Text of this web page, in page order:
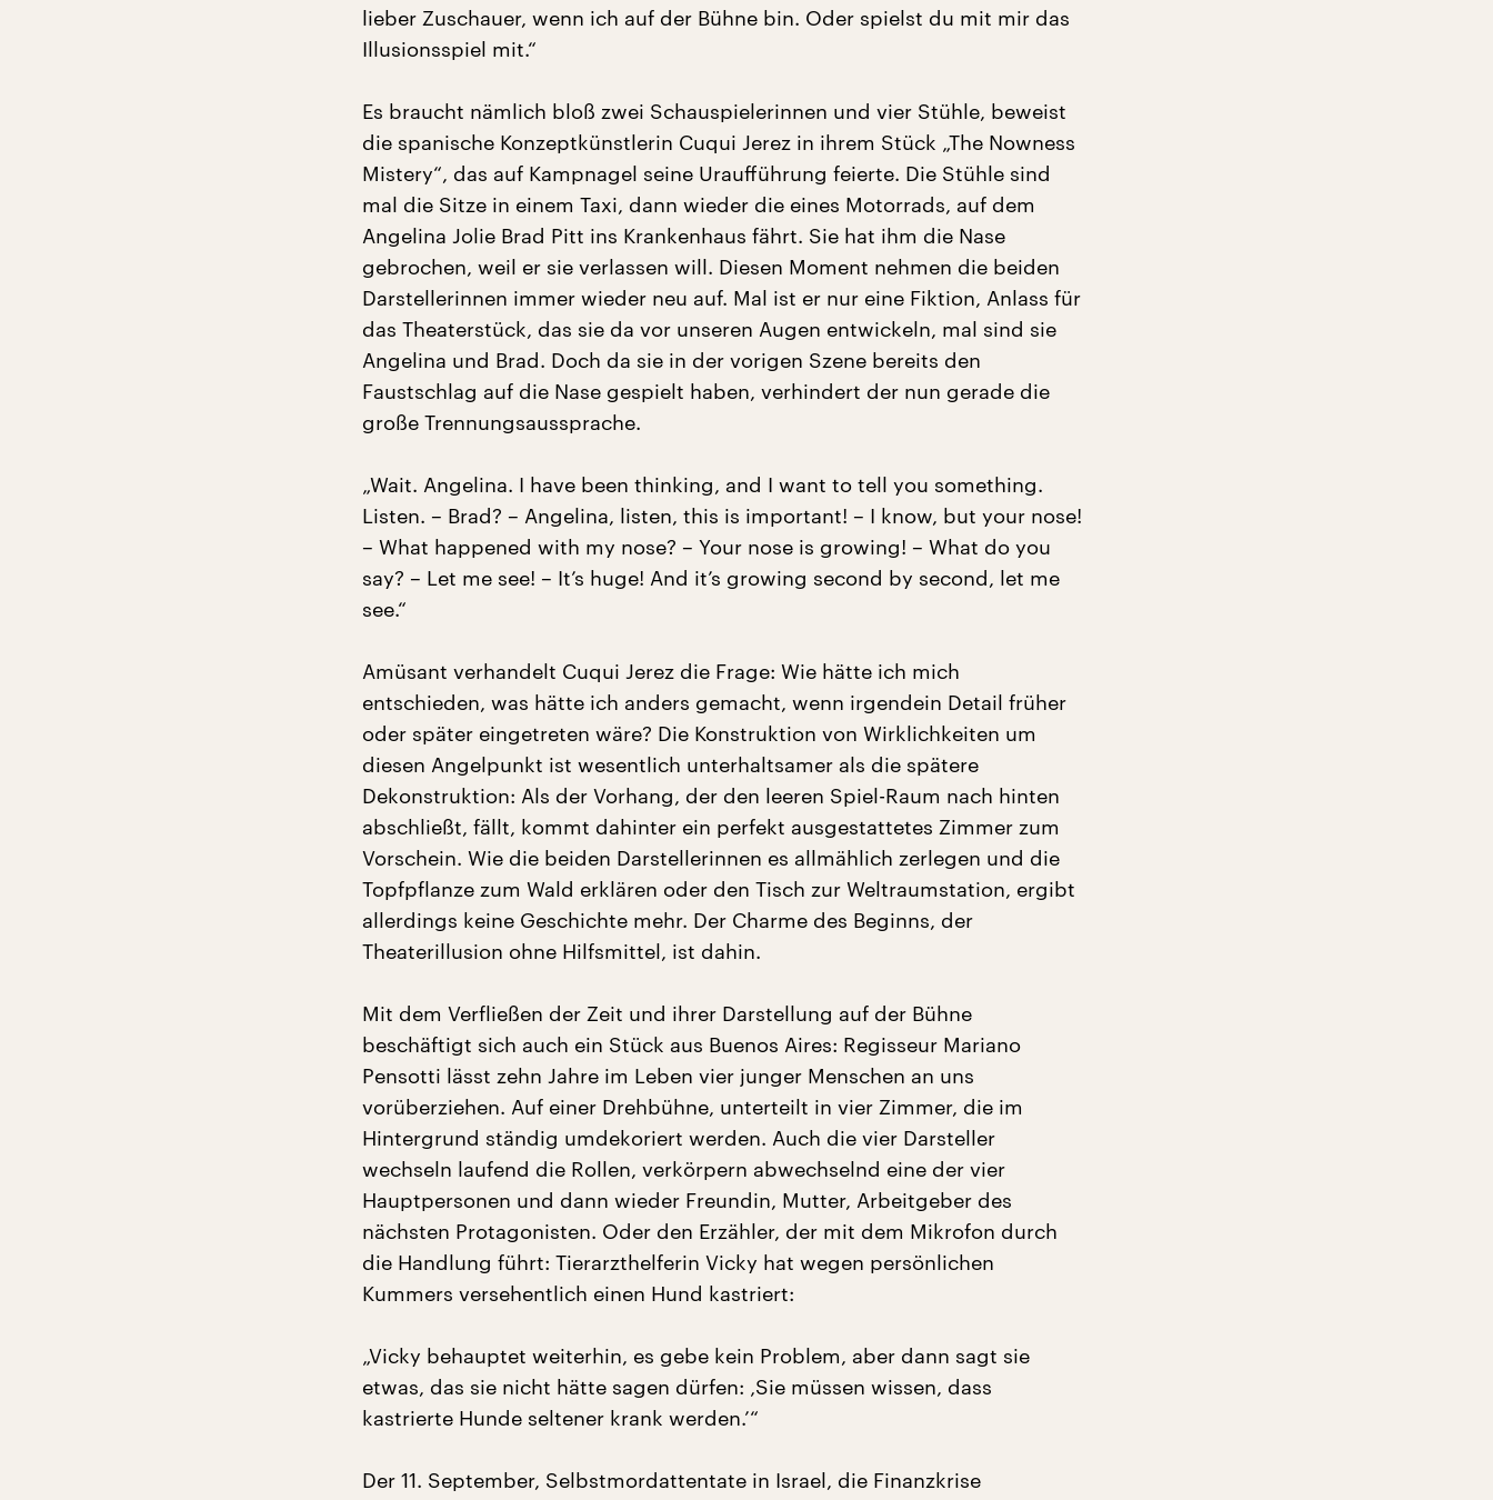
lieber Zuschauer, wenn ich auf der Bühne bin. Oder spielst du mit mir das
Illusionsspiel mit.“
Es braucht nämlich bloß zwei Schauspielerinnen und vier Stühle, beweist
die spanische Konzeptkünstlerin Cuqui Jerez in ihrem Stück „The Nowness
Mistery“, das auf Kampnagel seine Uraufführung feierte. Die Stühle sind
mal die Sitze in einem Taxi, dann wieder die eines Motorrads, auf dem
Angelina Jolie Brad Pitt ins Krankenhaus fährt. Sie hat ihm die Nase
gebrochen, weil er sie verlassen will. Diesen Moment nehmen die beiden
Darstellerinnen immer wieder neu auf. Mal ist er nur eine Fiktion, Anlass für
das Theaterstück, das sie da vor unseren Augen entwickeln, mal sind sie
Angelina und Brad. Doch da sie in der vorigen Szene bereits den
Faustschlag auf die Nase gespielt haben, verhindert der nun gerade die
große Trennungsaussprache.
„Wait. Angelina. I have been thinking, and I want to tell you something.
Listen. – Brad? – Angelina, listen, this is important! – I know, but your nose!
– What happened with my nose? – Your nose is growing! – What do you
say? – Let me see! – It’s huge! And it’s growing second by second, let me
see.“
Amüsant verhandelt Cuqui Jerez die Frage: Wie hätte ich mich
entschieden, was hätte ich anders gemacht, wenn irgendein Detail früher
oder später eingetreten wäre? Die Konstruktion von Wirklichkeiten um
diesen Angelpunkt ist wesentlich unterhaltsamer als die spätere
Dekonstruktion: Als der Vorhang, der den leeren Spiel-Raum nach hinten
abschließt, fällt, kommt dahinter ein perfekt ausgestattetes Zimmer zum
Vorschein. Wie die beiden Darstellerinnen es allmählich zerlegen und die
Topfpflanze zum Wald erklären oder den Tisch zur Weltraumstation, ergibt
allerdings keine Geschichte mehr. Der Charme des Beginns, der
Theaterillusion ohne Hilfsmittel, ist dahin.
Mit dem Verfließen der Zeit und ihrer Darstellung auf der Bühne
beschäftigt sich auch ein Stück aus Buenos Aires: Regisseur Mariano
Pensotti lässt zehn Jahre im Leben vier junger Menschen an uns
vorüberziehen. Auf einer Drehbühne, unterteilt in vier Zimmer, die im
Hintergrund ständig umdekoriert werden. Auch die vier Darsteller
wechseln laufend die Rollen, verkörpern abwechselnd eine der vier
Hauptpersonen und dann wieder Freundin, Mutter, Arbeitgeber des
nächsten Protagonisten. Oder den Erzähler, der mit dem Mikrofon durch
die Handlung führt: Tierarzthelferin Vicky hat wegen persönlichen
Kummers versehentlich einen Hund kastriert:
„Vicky behauptet weiterhin, es gebe kein Problem, aber dann sagt sie
etwas, das sie nicht hätte sagen dürfen: ‚Sie müssen wissen, dass
kastrierte Hunde seltener krank werden.’“
Der 11. September, Selbstmordattentate in Israel, die Finanzkrise